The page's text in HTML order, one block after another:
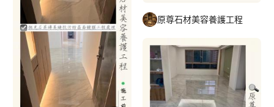
原尊石材美容養護工程